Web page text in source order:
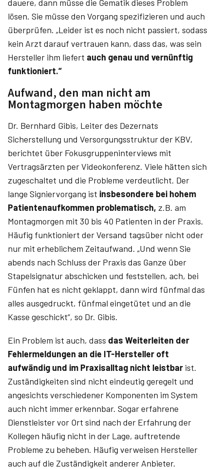
dauere, dann müsse die Gematik dieses Problem
lösen. Sie müsse den Vorgang spezifizieren und auch
überprüfen. „Leider ist es noch nicht passiert, sodass
kein Arzt darauf vertrauen kann, dass das, was sein
Hersteller ihm liefert auch genau und vernünftig
funktioniert.“
Aufwand, den man nicht am
Montagmorgen haben möchte
Dr. Bernhard Gibis, Leiter des Dezernats
Sicherstellung und Versorgungsstruktur der KBV,
berichtet über Fokusgruppeninterviews mit
Vertragsärzten per Videokonferenz. Viele hätten sich
zugeschaltet und die Probleme verdeutlicht. Der
lange Signiervorgang ist insbesondere bei hohem
Patientenaufkommen problematisch, z.B. am
Montagmorgen mit 30 bis 40 Patienten in der Praxis.
Häufig funktioniert der Versand tagsüber nicht oder
nur mit erheblichem Zeitaufwand. „Und wenn Sie
abends nach Schluss der Praxis das Ganze über
Stapelsignatur abschicken und feststellen, ach, bei
Fünfen hat es nicht geklappt, dann wird fünfmal das
alles ausgedruckt, fünfmal eingetütet und an die
Kasse geschickt“, so Dr. Gibis.
Ein Problem ist auch, dass das Weiterleiten der
Fehlermeldungen an die IT-Hersteller oft
aufwändig und im Praxisalltag nicht leistbar ist.
Zuständigkeiten sind nicht eindeutig geregelt und
angesichts verschiedener Komponenten im System
auch nicht immer erkennbar. Sogar erfahrene
Dienstleister vor Ort sind nach der Erfahrung der
Kollegen häufig nicht in der Lage, auftretende
Probleme zu beheben. Häufig verweisen Hersteller
auch auf die Zuständigkeit anderer Anbieter.